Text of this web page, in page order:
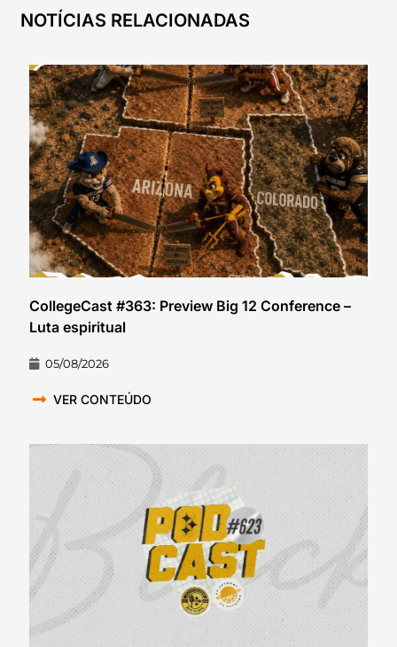
NOTÍCIAS RELACIONADAS
CollegeCast #363: Preview Big 12 Conference –
Luta espiritual
05/08/2026
VER CONTEÚDO